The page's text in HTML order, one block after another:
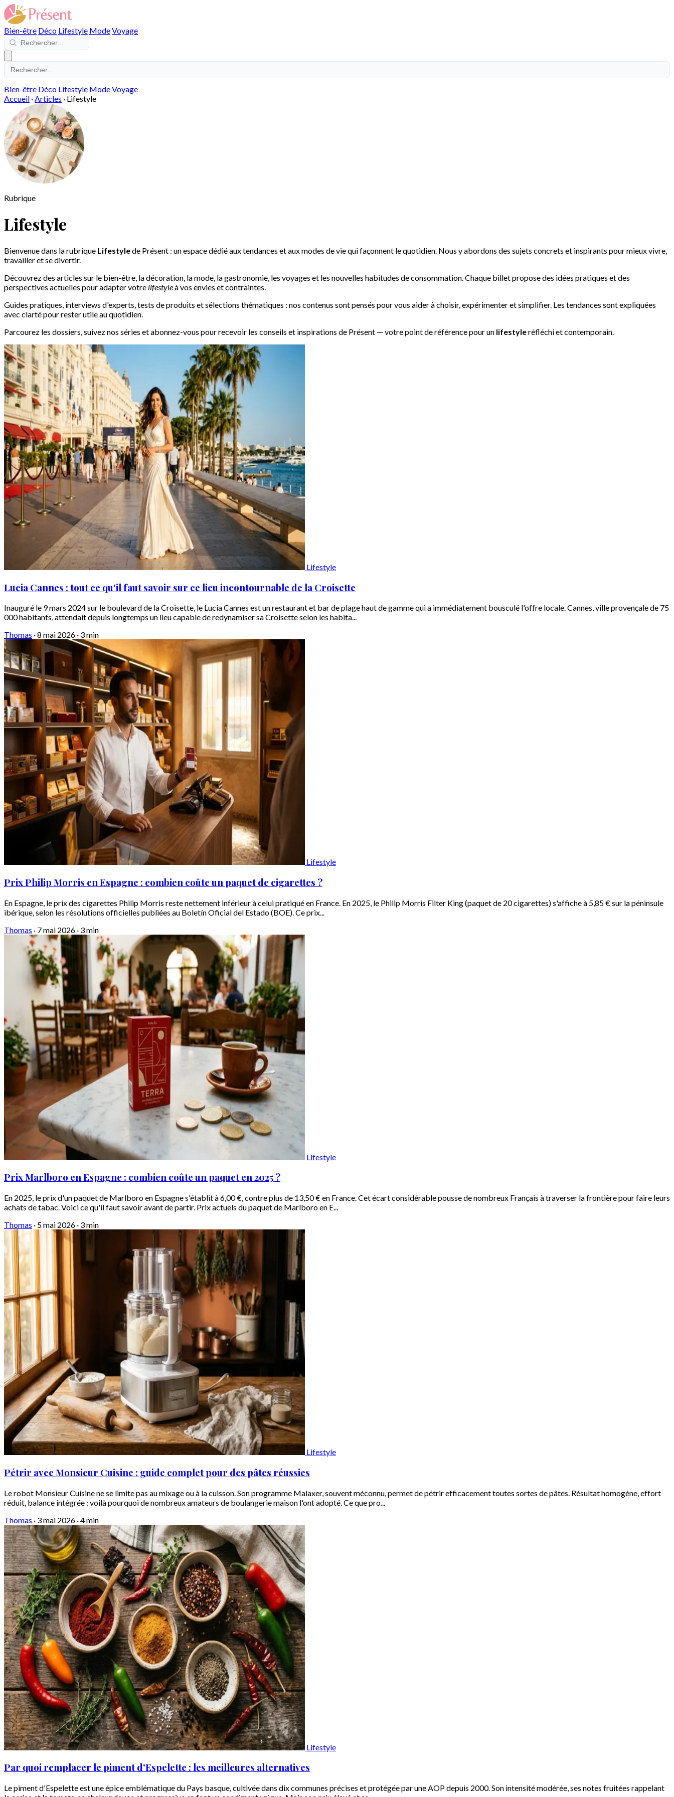
Bien-être Déco Lifestyle ModeVoyage
Bien-être Déco Lifestyle ModeVoyage
Accueil ·Articles · Lifestyle
Rubrique
Lifestyle
Bienvenue dans la rubrique Lifestylede Présent : un espace dédié aux tendances et aux modes de vie qui façonnent le quotidien. Nous y abordons des sujets concrets et inspirants pour mieux vivre,
travailler et se divertir.
Découvrez des articles sur le bien-être, la décoration, la mode, la gastronomie, les voyages et les nouvelles habitudes de consommation. Chaque billet propose des idées pratiques et des
perspectives actuelles pour adapter votrelifestyleà vos envies et contraintes.
Guides pratiques, interviews d'experts, tests de produits et sélections thématiques : nos contenus sont pensés pour vous aider à choisir, expérimenter et simplifier. Les tendances sont expliquées
avec clarté pour rester utile au quotidien.
Parcourez les dossiers, suivez nos séries et abonnez-vous pour recevoir les conseils et inspirations de Présent — votre point de référence pour un lifestyleréfléchi et contemporain.
Lifestyle
Lucia Cannes : tout ce qu'il faut savoir sur ce lieu incontournable de la Croisette
Inauguré le 9 mars 2024 sur le boulevard de la Croisette, le Lucia Cannes est un restaurant et bar de plage haut de gamme qui a immédiatement bousculé l'offre locale. Cannes, ville provençale de 75
000 habitants, attendait depuis longtemps un lieu capable de redynamiser sa Croisette selon les habita...
Thomas ·8 mai 2026 · 3 min
Lifestyle
Prix Philip Morris en Espagne : combien coûte un paquet de cigarettes ?
En Espagne, le prix des cigarettes Philip Morris reste nettement inférieur à celui pratiqué en France. En 2025, le Philip Morris Filter King (paquet de 20 cigarettes) s'affiche à 5,85 € sur la péninsule
ibérique, selon les résolutions officielles publiées au Boletín Oficial del Estado (BOE). Ce prix...
Thomas · 7 mai 2026 · 3 min
Lifestyle
Prix Marlboro en Espagne : combien coûte un paquet en 2025 ?
En 2025, le prix d'un paquet de Marlboro en Espagne s'établit à 6,00 €, contre plus de 13,50 € en France. Cet écart considérable pousse de nombreux Français à traverser la frontière pour faire leurs
achats de tabac. Voici ce qu'il faut savoir avant de partir. Prix actuels du paquet de Marlboro en E...
Thomas · 5 mai 2026 · 3 min
Lifestyle
Pétrir avec Monsieur Cuisine : guide complet pour des pâtes réussies
Le robot Monsieur Cuisine ne se limite pas au mixage ou à la cuisson. Son programme Malaxer, souvent méconnu, permet de pétrir efficacement toutes sortes de pâtes. Résultat homogène, effort
réduit, balance intégrée : voilà pourquoi de nombreux amateurs de boulangerie maison l'ont adopté. Ce que pro...
Thomas · 3 mai 2026 ·4 min
Lifestyle
Par quoi remplacer le piment d'Espelette : les meilleures alternatives
Le piment d'Espelette est une épice emblématique du Pays basque, cultivée dans dix communes précises et protégée par une AOP depuis 2000. Son intensité modérée, ses notes fruitées rappelant